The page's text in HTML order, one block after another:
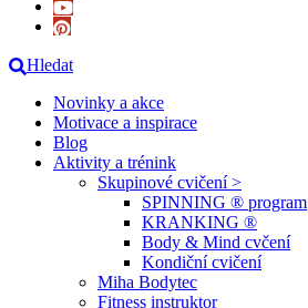
Hledat
Novinky a akce
Motivace a inspirace
Blog
Aktivity a trénink
Skupinové cvičení >
SPINNING ® program
KRANKING ®
Body & Mind cvčení
Kondiční cvičení
Miha Bodytec
Fitness instruktor